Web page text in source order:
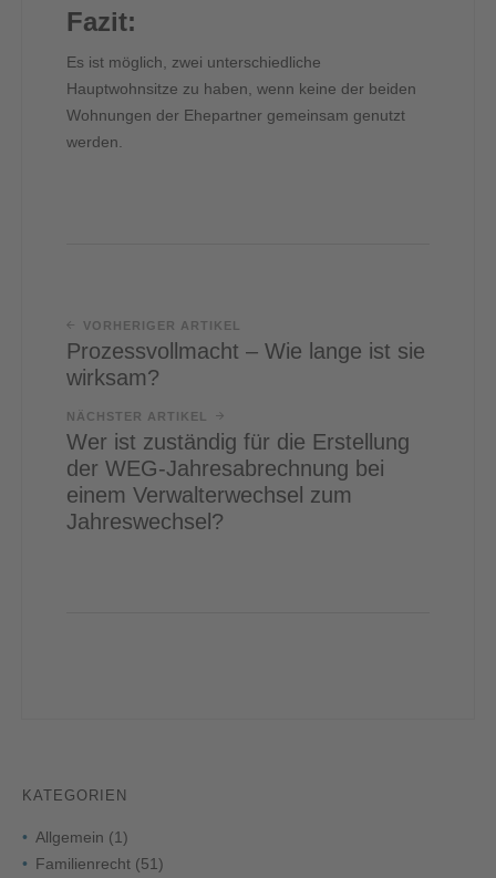
Fazit:
Es ist möglich, zwei unterschiedliche
Hauptwohnsitze zu haben, wenn keine der beiden
Wohnungen der Ehepartner gemeinsam genutzt
werden.
VORHERIGER ARTIKEL
Prozessvollmacht – Wie lange ist sie
wirksam?
NÄCHSTER ARTIKEL
Wer ist zuständig für die Erstellung
der WEG-Jahresabrechnung bei
einem Verwalterwechsel zum
Jahreswechsel?
KATEGORIEN
Allgemein (1)
Familienrecht (51)